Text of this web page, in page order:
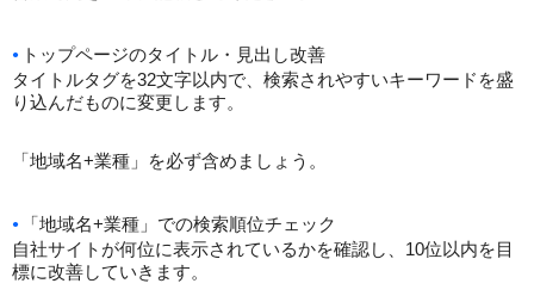
トップページのタイトル・見出し改善
タイトルタグを32文字以内で、検索されやすいキーワードを盛
り込んだものに変更します。
「地域名+業種」を必ず含めましょう。
「地域名+業種」での検索順位チェック
自社サイトが何位に表示されているかを確認し、10位以内を目
標に改善していきます。